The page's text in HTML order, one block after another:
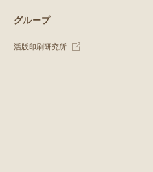
グループ
活版印刷研究所